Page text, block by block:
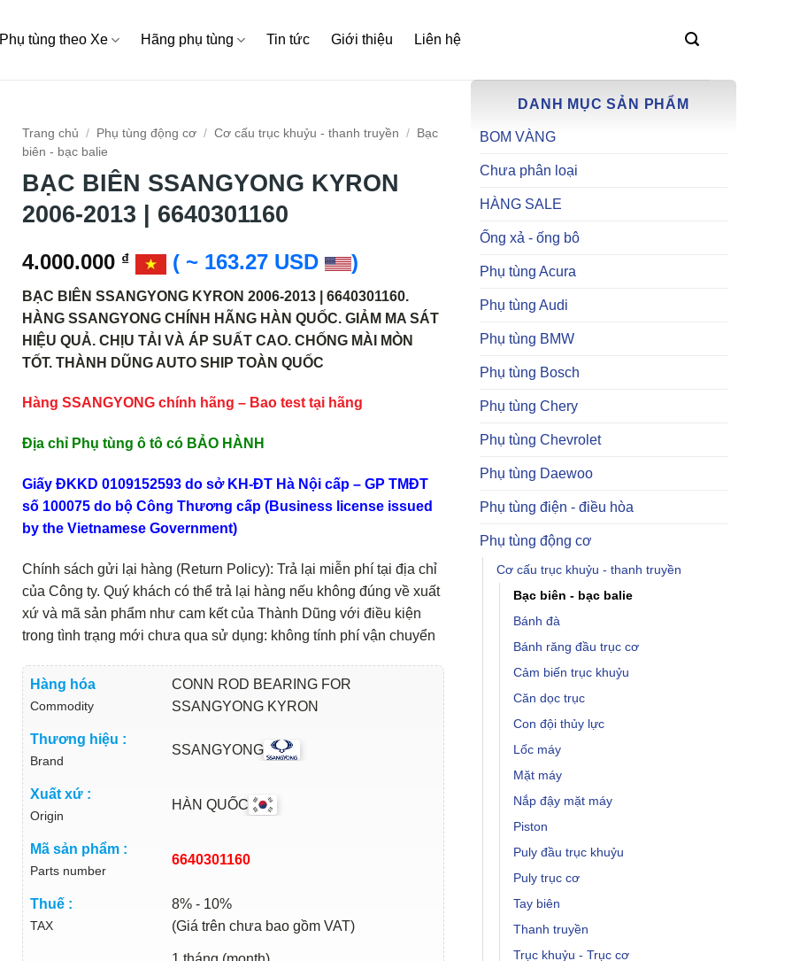
Phụ tùng theo Xe Hãng phụ tùng Tin tức Giới thiệu Liên hệ
DANH MỤC SẢN PHẨM
BOM VÀNG
Chưa phân loại
HÀNG SALE
Ống xả - ống bô
Phụ tùng Acura
Phụ tùng Audi
Phụ tùng BMW
Phụ tùng Bosch
Phụ tùng Chery
Phụ tùng Chevrolet
Phụ tùng Daewoo
Phụ tùng điện - điều hòa
Phụ tùng động cơ
Cơ cấu trục khuỷu - thanh truyền
Bạc biên - bạc balie
Bánh đà
Bánh răng đầu trục cơ
Cảm biến trục khuỷu
Căn dọc trục
Con đội thủy lực
Lốc máy
Mặt máy
Nắp đậy mặt máy
Piston
Puly đầu trục khuỷu
Puly trục cơ
Tay biên
Thanh truyền
Trục khuỷu - Trục cơ
Trang chủ / Phụ tùng động cơ / Cơ cấu trục khuỷu - thanh truyền /
Bạc
biên - bạc balie
BẠC BIÊN SSANGYONG KYRON
2006-2013 | 6640301160
4.000.000 ₫ ( ~ 163.27 USD )
BẠC BIÊN SSANGYONG KYRON 2006-2013 | 6640301160.
HÀNG SSANGYONG CHÍNH HÃNG HÀN QUỐC. GIẢM MA SÁT
HIỆU QUẢ. CHỊU TẢI VÀ ÁP SUẤT CAO. CHỐNG MÀI MÒN
TỐT. THÀNH DŨNG AUTO SHIP TOÀN QUỐC
Hàng SSANGYONG chính hãng – Bao test tại hãng
Địa chỉ Phụ tùng ô tô có BẢO HÀNH
Giấy ĐKKD 0109152593 do sở KH-ĐT Hà Nội cấp – GP TMĐT
số 100075 do bộ Công Thương cấp (Business license issued
by the Vietnamese Government)
Chính sách gửi lại hàng (Return Policy): Trả lại miễn phí tại địa chỉ
của Công ty. Quý khách có thể trả lại hàng nếu không đúng về xuất
xứ và mã sản phẩm như cam kết của Thành Dũng với điều kiện
trong tình trạng mới chưa qua sử dụng: không tính phí vận chuyển
Hàng hóa
Commodity
CONN ROD BEARING FOR
SSANGYONG KYRON
Thương hiệu :
Brand
SSANGYONG
Xuất xứ :
Origin
HÀN QUỐC
Mã sản phẩm :
Parts number
6640301160
Thuế :
TAX
8% - 10%
(Giá trên chưa bao gồm VAT)